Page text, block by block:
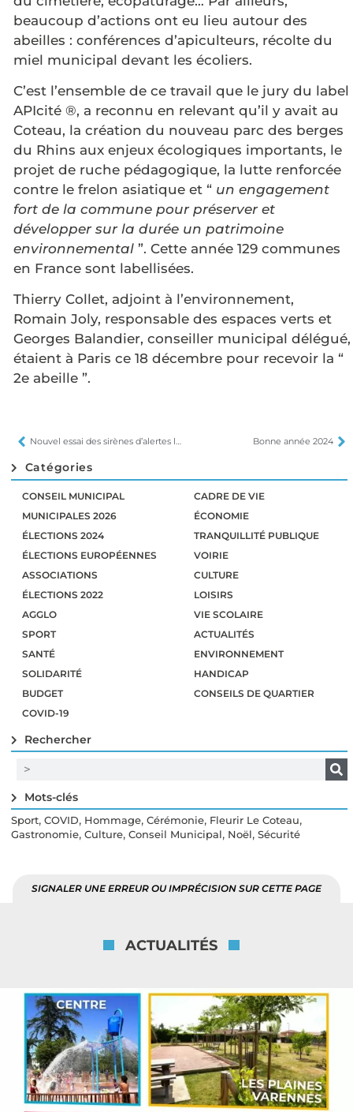
beaucoup d’actions ont eu lieu autour des
abeilles : conférences d’apiculteurs, récolte du
miel municipal devant les écoliers.
C’est l’ensemble de ce travail que le jury du label
APIcité ®, a reconnu en relevant qu’il y avait au
Coteau, la création du nouveau parc des berges
du Rhins aux enjeux écologiques importants, le
projet de ruche pédagogique, la lutte renforcée
contre le frelon asiatique et “ un engagement
fort de la commune pour préserver et
développer sur la durée un patrimoine
environnemental ”. Cette année 129 communes
en France sont labellisées.
Thierry Collet, adjoint à l’environnement,
Romain Joly, responsable des espaces verts et
Georges Balandier, conseiller municipal délégué,
étaient à Paris ce 18 décembre pour recevoir la “
2e abeille ”.
Nouvel essai des sirènes d’alertes le 18 janvier Bonne année 2024
Catégories
CONSEIL MUNICIPAL
MUNICIPALES 2026
ÉLECTIONS 2024
ÉLECTIONS EUROPÉENNES
ASSOCIATIONS
ÉLECTIONS 2022
AGGLO
SPORT
SANTÉ
SOLIDARITÉ
BUDGET
COVID-19
CADRE DE VIE
ÉCONOMIE
TRANQUILLITÉ PUBLIQUE
VOIRIE
CULTURE
LOISIRS
VIE SCOLAIRE
ACTUALITÉS
ENVIRONNEMENT
HANDICAP
CONSEILS DE QUARTIER
Rechercher
Mots-clés
Sport, COVID, Hommage, Cérémonie, Fleurir Le Coteau,
Gastronomie, Culture, Conseil Municipal, Noël, Sécurité
SIGNALER UNE ERREUR OU IMPRÉCISION SUR CETTE PAGE
ACTUALITÉS